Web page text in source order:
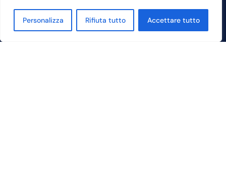
Personalizza Rifiuta tutto Accettare tutto
Contattaci